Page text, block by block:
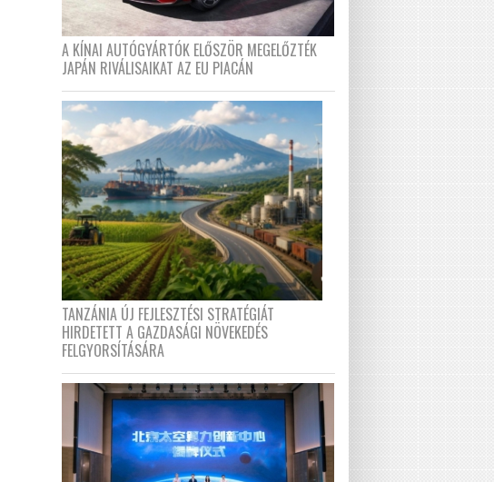
A KÍNAI AUTÓGYÁRTÓK ELŐSZÖR MEGELŐZTÉK
JAPÁN RIVÁLISAIKAT AZ EU PIACÁN
TANZÁNIA ÚJ FEJLESZTÉSI STRATÉGIÁT
HIRDETETT A GAZDASÁGI NÖVEKEDÉS
FELGYORSÍTÁSÁRA